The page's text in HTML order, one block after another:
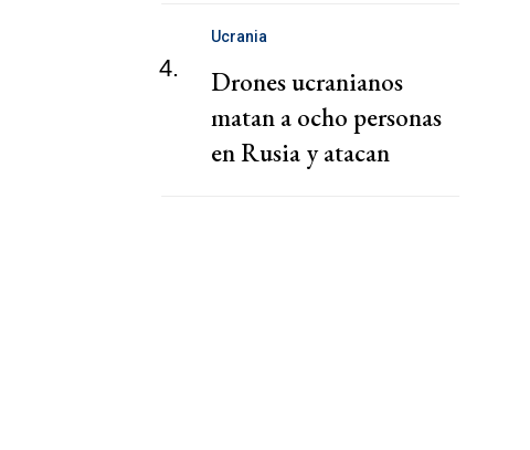
4.
Ucrania
Drones ucranianos
matan a ocho personas
en Rusia y atacan